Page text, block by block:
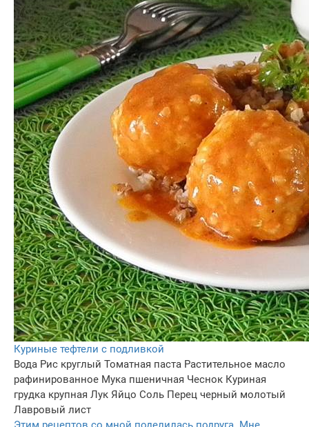
Куриные тефтели с подливкой
Вода Рис круглый Томатная паста Растительное масло
рафинированное Мука пшеничная Чеснок Куриная
грудка крупная Лук Яйцо Соль Перец черный молотый
Лавровый лист